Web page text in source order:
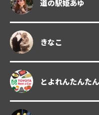
道の駅姫あゆ
きなこ
とよれんたんたん